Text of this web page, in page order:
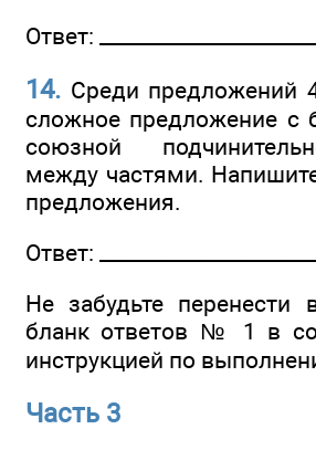
Ответ:
14. Среди предложений
сложное предложение с
союзной
между частями.
предложения.
Ответ:
Не забудьте перенести
бланк ответов № 1 в
инструкцией по
Часть 3